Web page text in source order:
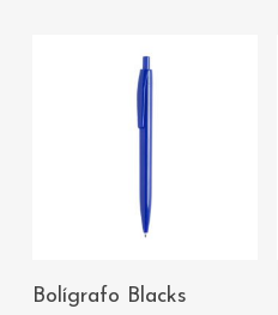
AÑADIR AL
Bolígrafo Blacks